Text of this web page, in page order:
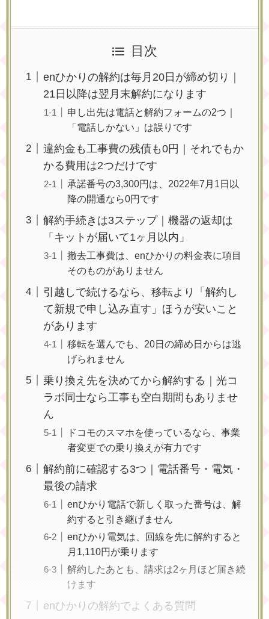
目次
enひかりの解約は毎月20日が締め切り｜
21日以降は翌月末解約になります
申し出先は電話と解約フォームの2つ｜
「電話しかない」は誤りです
違約金も工事費の残債も0円｜それでもか
かる費用は2つだけです
承諾番号の3,300円は、2022年7月1日以
降の開通なら0円です
解約手続きは3ステップ｜機器の返却は
「キットが届いて1ヶ月以内」
撤去工事費は、enひかりの料金表に項目
そのものがありません
引越しで続けるなら、移転より「解約し
て新規で申し込み直す」ほうが安いこと
があります
移転を選んでも、20日の締め日からは逃
げられません
乗り換え先を決めてから解約する｜光コ
ラボ同士なら工事も空白期間もありませ
ん
ドコモのスマホを使っているなら、事業
者変更での乗り換えが有力です
解約前に確認する3つ｜電話番号・電気・
最後の請求
enひかり電話で新しく取った番号は、解
約すると引き継げません
enひかり電気は、回線を先に解約すると
月1,110円が乗ります
解約したあとも、請求は2ヶ月ほど届き続
けます
enひかりの解約でよくある質問